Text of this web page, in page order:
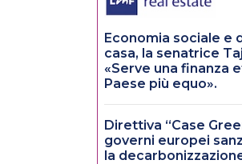
Economia sociale e
casa, la senatrice
«Serve una finanza
Paese più equo».
Direttiva “Case
governi europei
la